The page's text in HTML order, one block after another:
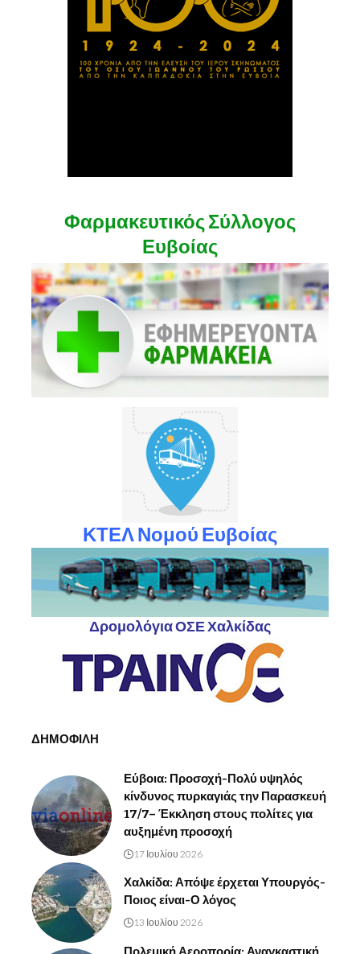
Φαρμακευτικός Σύλλογος
Ευβοίας
ΚΤΕΛ Νομού Ευβοίας
Δρομολόγια ΟΣΕ Χαλκίδας
ΔΗΜΟΦΙΛΗ
Εύβοια: Προσοχή-Πολύ υψηλός
κίνδυνος πυρκαγιάς την Παρασκευή
17/7– Έκκληση στους πολίτες για
αυξημένη προσοχή
17 Ιουλίου 2026
Χαλκίδα: Απόψε έρχεται Υπουργός-
Ποιος είναι-Ο λόγος
13 Ιουλίου 2026